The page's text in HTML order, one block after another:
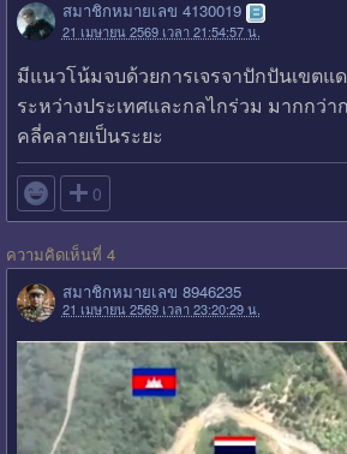
สมาชิกหมายเลข 4130019
21 เมษายน 2569 เวลา 21:54:57 น.
มีแนวโน้มจบด้วยการเจรจาปักปันเขต
ระหว่างประเทศและกลไกร่วม มากกว่า
คลี่คลายเป็นระยะ
 0
ความคิดเห็นที่ 4
สมาชิกหมายเลข 8946235
21 เมษายน 2569 เวลา 23:20:29 น.